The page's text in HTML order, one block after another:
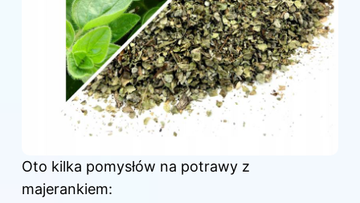
Oto kilka pomysłów na potrawy z
majerankiem: